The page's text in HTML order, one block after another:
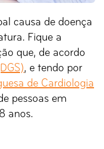
causa de doença
Fique a
que, de acordo
, e tendo por
de Cardiologia
pessoas em
anos.